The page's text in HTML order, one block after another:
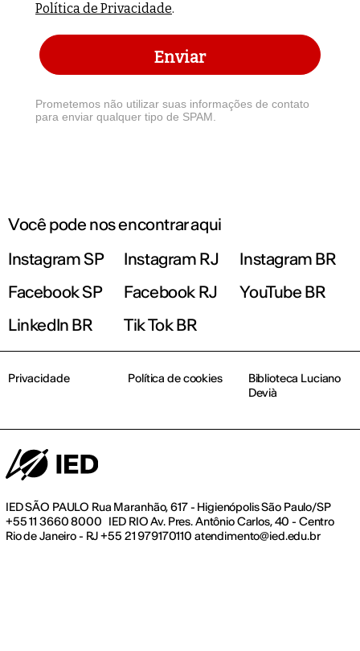
Política de Privacidade.
Enviar
Prometemos não utilizar suas informações de contato
para enviar qualquer tipo de SPAM.
Você pode nos encontrar aqui
Instagram SP
Instagram RJ
Instagram BR
Facebook SP
Facebook RJ
YouTube BR
LinkedIn BR
Tik Tok BR
IED SÃO PAULO Rua Maranhão, 617 - Higienópolis São Paulo/SP
+55 11 3660 8000 IED RIO Av. Pres. Antônio Carlos, 40 - Centro
Rio de Janeiro - RJ +55 21 979170110 atendimento@ied.edu.br
Privacidade Política de cookies
Biblioteca Luciano
Devià